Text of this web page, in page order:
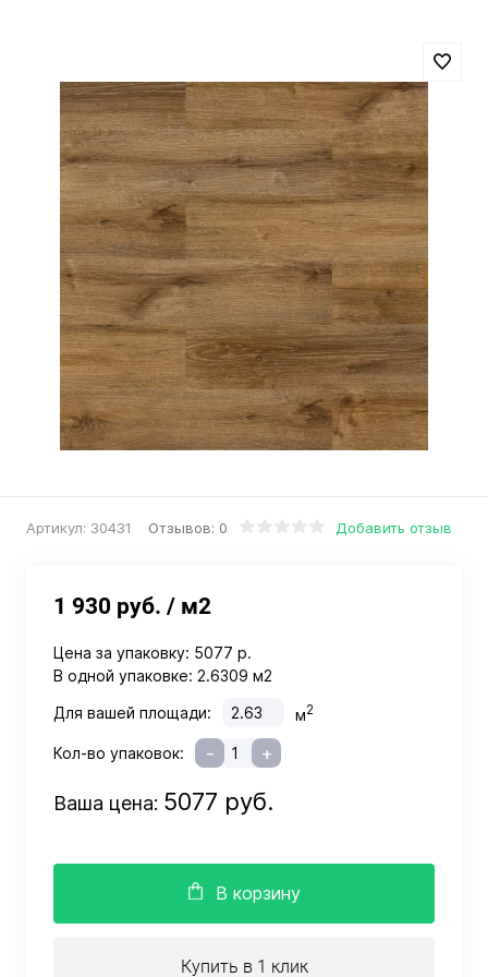
Отзывов: 0 Добавить отзыв
Артикул: 30431
1 930 руб. / м2
Цена за упаковку: 5077 р.
В одной упаковке: 2.6309 м2
Для вашей площади:
м2
Кол-во упаковок: - +
Ваша цена: 5077 руб.
В корзину
Купить в 1 клик